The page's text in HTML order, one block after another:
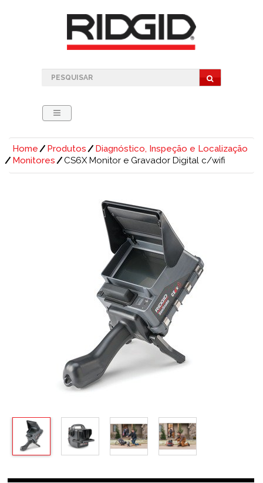
Home Produtos
Diagnóstico, Inspeção e Localização
Monitores
CS6X Monitor e Gravador Digital c/wifi